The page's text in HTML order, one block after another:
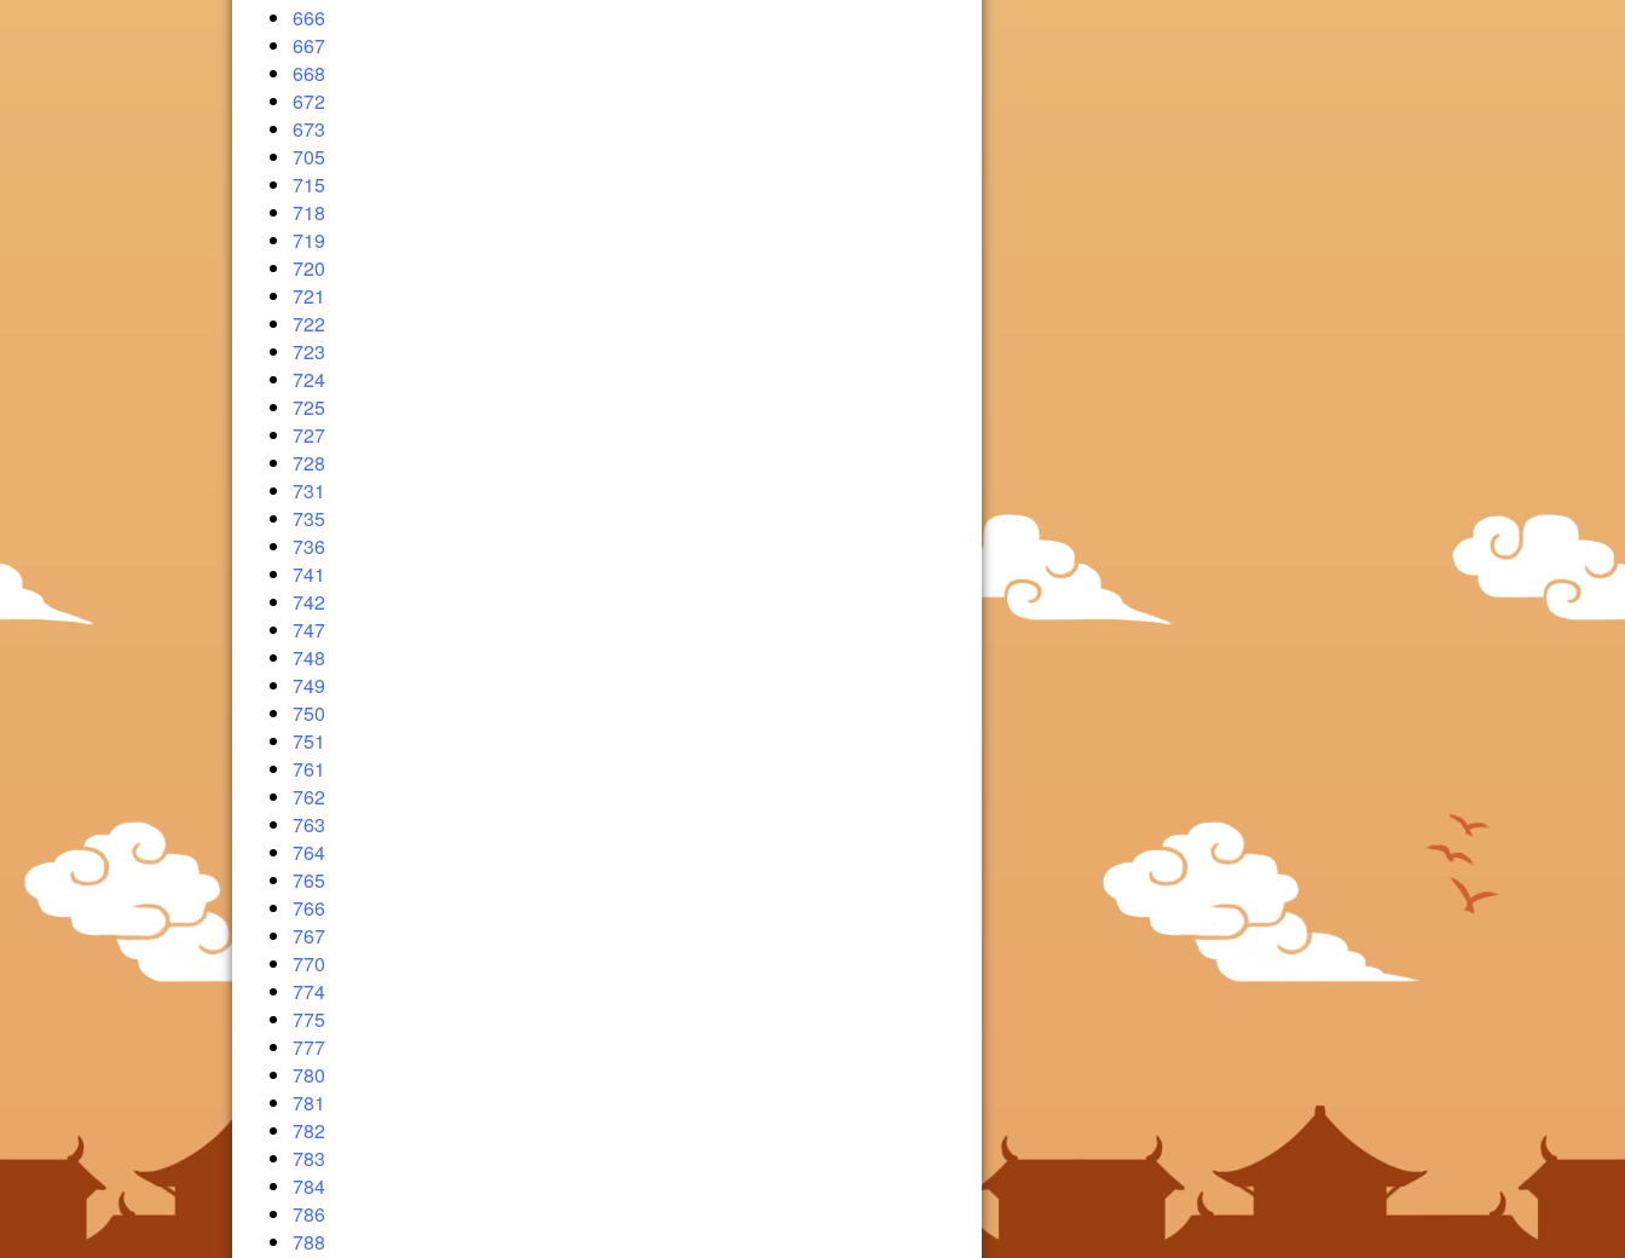
666
667
668
672
673
705
715
718
719
720
721
722
723
724
725
727
728
731
735
736
741
742
747
748
749
750
751
761
762
763
764
765
766
767
770
774
775
777
780
781
782
783
784
786
788